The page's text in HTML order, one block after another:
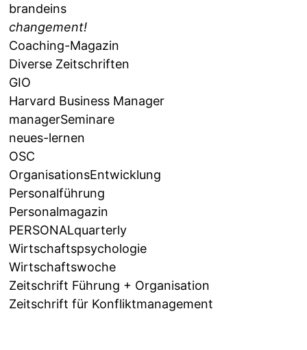
brandeins
changement!
Coaching-Magazin
Diverse Zeitschriften
GIO
Harvard Business Manager
managerSeminare
neues-lernen
OSC
OrganisationsEntwicklung
Personalführung
Personalmagazin
PERSONALquarterly
Wirtschaftspsychologie
Wirtschaftswoche
Zeitschrift Führung + Organisation
Zeitschrift für Konfliktmanagement